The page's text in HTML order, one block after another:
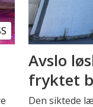
Avslo
fryktet
Den siktede